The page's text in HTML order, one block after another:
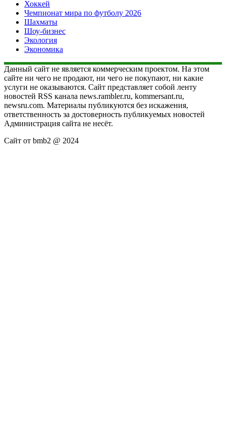
Хоккей
Чемпионат мира по футболу 2026
Шахматы
Шоу-бизнес
Экология
Экономика
Данный сайт не является коммерческим проектом. На этом
сайте ни чего не продают, ни чего не покупают, ни какие
услуги не оказываются. Сайт представляет собой ленту
новостей RSS канала news.rambler.ru, kommersant.ru,
newsru.com. Материалы публикуются без искажения,
ответственность за достоверность публикуемых новостей
Администрация сайта не несёт.
Сайт от bmb2 @ 2024